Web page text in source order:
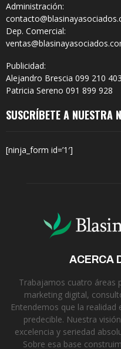
Administración:
Dep. Comercial:
Publicidad:
Alejandro Brescia 099 210 403
Patricia Sereno 091 899 928
SUSCRÍBETE A NUESTRA
[ninja_form id=’1′]
ACERCA
Trabajamos cuatro áreas
marketing digital,
Entendemos que la
predecible. Nuestra
excelencia y seriedad
Sobre esa base